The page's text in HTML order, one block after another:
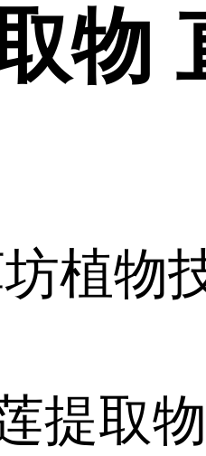
物
植物
提取